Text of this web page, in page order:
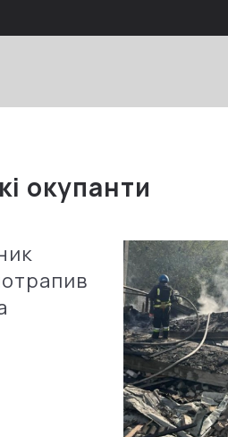
окупанти